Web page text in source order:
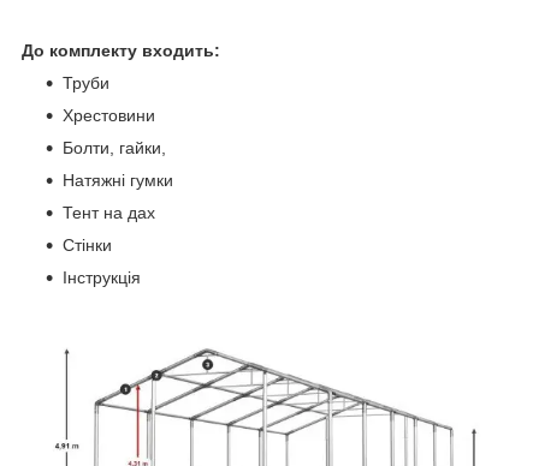
До комплекту входить:
Труби
Хрестовини
Болти, гайки,
Натяжні гумки
Тент на дах
Стінки
Інструкція